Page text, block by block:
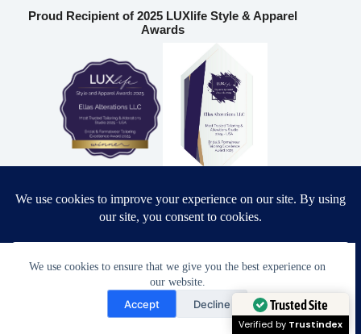
We use cookies to ensure that we give you the best experience on
our website.
Accept Decline
Proud Recipient of 2025 LUXlife Style & Apparel
Awards
Bridal & Formalwear Tailoring Excellence Award 2025 – USA
Ella’s Alterations LLC
Need Help?
Open chaty
Trusted Site